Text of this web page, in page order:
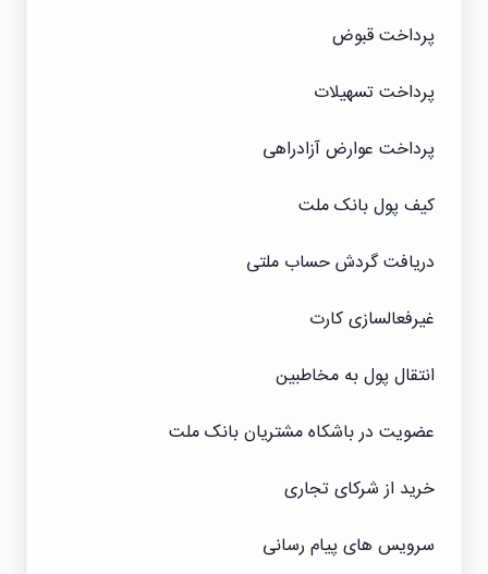
پرداخت قبوض
پرداخت تسهیلات
پرداخت عوارض آزادراهی
کیف پول بانک ملت
دریافت گردش حساب ملتی
غیرفعالسازی کارت
انتقال پول به مخاطبین
عضویت در باشکاه مشتریان بانک ملت
خرید از شرکای تجاری
سرویس های پیام رسانی